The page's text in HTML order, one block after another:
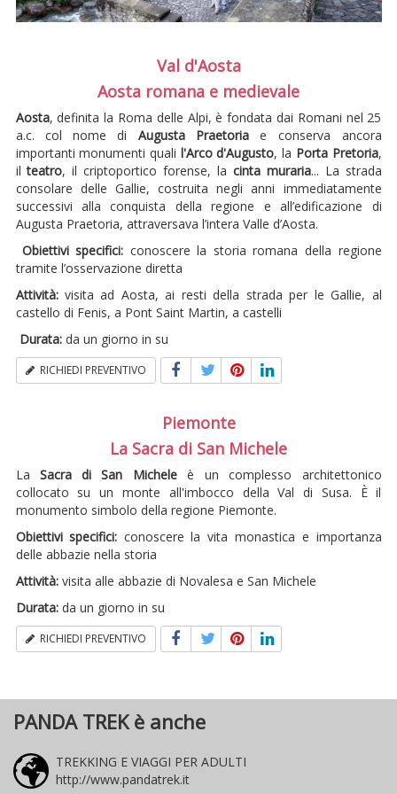
Val d'Aosta
Aosta romana e medievale
Aosta, definita la Roma delle Alpi, è fondata dai Romani nel 25
a.c. col nome di Augusta Praetoriae conserva ancora
importanti monumenti quali l'Arco d'Augusto, la Porta Pretoria,
ilteatro, il criptoportico forense, la cinta muraria... La strada
consolare delle Gallie, costruita negli anni immediatamente
successivi alla conquista della regione e all’edificazione di
Augusta Praetoria, attraversava l’intera Valle d’Aosta.
Obiettivi specifici: conoscere la storia romana della regione
tramite l’osservazione diretta
Attività: visita ad Aosta, ai resti della strada per le Gallie, al
castello di Fenis, a Pont Saint Martin, a castelli
Durata: da un giorno in su
RICHIEDI PREVENTIVO
Piemonte
La Sacra di San Michele
La Sacra di San Micheleè un complesso architettonico
collocato su un monte all'imbocco della Val di Susa. È il
monumento simbolo della regione Piemonte.
Obiettivi specifici: conoscere la vita monastica e importanza
delle abbazie nella storia
Attività: visita alle abbazie di Novalesa e San Michele
Durata: da un giorno in su
RICHIEDI PREVENTIVO
PANDA TREK è anche
TREKKING E VIAGGI PER ADULTI
http://www.pandatrek.it